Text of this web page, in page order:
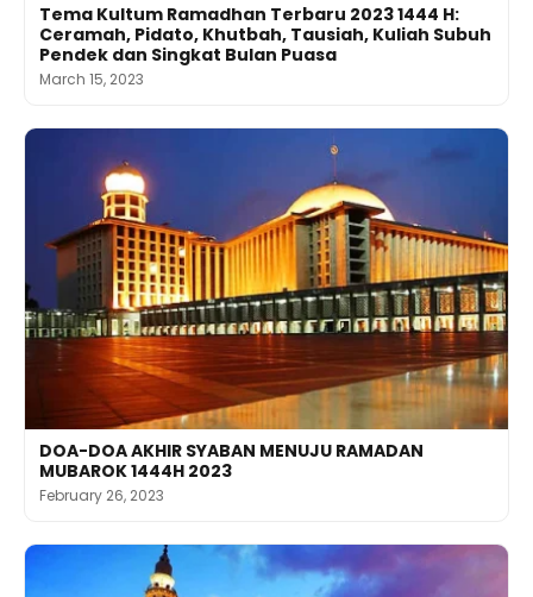
Tema Kultum Ramadhan Terbaru 2023 1444 H:
Ceramah, Pidato, Khutbah, Tausiah, Kuliah Subuh
Pendek dan Singkat Bulan Puasa
March 15, 2023
DOA-DOA AKHIR SYABAN MENUJU RAMADAN
MUBAROK 1444H 2023
February 26, 2023